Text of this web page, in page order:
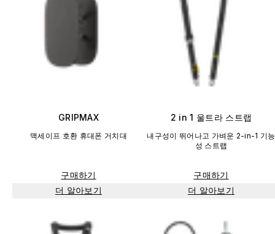
GRIPMAX
맥세이프 호환 휴대폰 거치대
구매하기
더 알아보기
2 in 1 울트라 스트랩
내구성이 뛰어나고 가벼운 2-in-1 기능
성 스트랩
구매하기
더 알아보기